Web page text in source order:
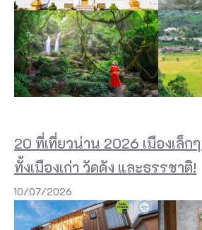
20 ที่เที่ยวน่าน 2026 เมืองเล็ก
ทั้งเมืองเก่า วัดดัง และธรรชาติ!
10/07/2026